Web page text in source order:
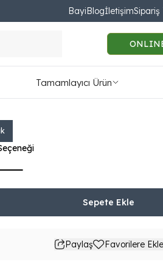
BayiBlogİletişimSipariş
Tamamlayıcı Ürün
başlayan taksit seçenekleri
Sepete Ekle
Paylaş Favorilere Ekle